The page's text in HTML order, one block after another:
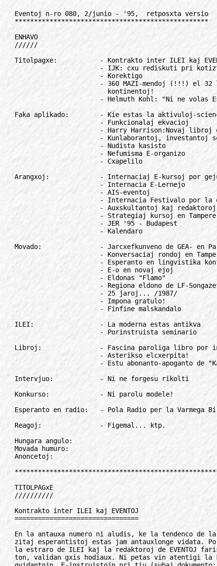
Eventoj n-ro 080, 2/junio - '95,  retposxta versio
**************************************************

ENHAVO
//////

Titolpagxe:           - Kontrakto inter ILEI kaj EVENTOJ
                      - IJK: cxu rediskuti pri kotiztabelo?
                      - Korektigo
                      - 360 MAZI-mendoj (!!!) el 32 landoj de 4
                        kontinentoj!
                      - Helmuth Kohl: "Ni ne volas Esperanto-Euxropon"

Faka aplikado:        - Kie estas la aktivuloj-sciencistoj?
                      - Funkcionalaj ekvacioj
                      - Harry Harrison:Novaj libroj en la germana
                      - Kunlaborantoj, investantoj sercxataj!
                      - Nudista kasisto
                      - Nefumisma E-organizo
                      - Cxapelilo

Arangxoj:             - Internaciaj E-kursoj por gejunuloj
                      - Internacia E-Lernejo
                      - AIS-eventoj
                      - Internacia Festivalo por la dua generacio!
                      - Auxskultantoj kaj redaktoroj
                      - Strategiaj kursoj en Tampere
                      - JER '95 - Budapest
                      - Kalendaro

Movado:               - Jarcxefkunveno de GEA- en Parizo
                      - Konversaciaj rondoj en Tampere
                      - Esperanto en lingvistika konferenco
                      - E-o en novaj ejoj
                      - Eldonas "Flamo"
                      - Regiona eldono de LF-Songazetoj
                      - 25 jaroj... /1987/
                      - Impona gratulo!
                      - Finfine malskandalo

ILEI:                 - La moderna estas antikva
                      - Porinstruista seminario

Libroj:               - Fascina paroliga libro por infanoj
                      - Asterikso elcxerpita!
                      - Estu abonanto-apoganto de "Kargo"!

Intervjuo:            - Ni ne forgesu rikolti

Konkurso:             - Ni parolu modele!

Esperanto en radio:   - Pola Radio per la Varmega Birdo!

Reagoj:               - Figemal... ktp.

Hungara angulo:
Movada humuro:
Anoncetoj:

*************************************************************************

TITOLPAGxE
//////////

Kontrakto inter ILEI kaj EVENTOJ
================================

En la antauxa numero ni aludis, ke la tendenco de la malkresko de organi-
zitaj esperantistoj estas jam antauxlonge vidata. Por provi haltigi gxin,
la estraro de ILEI kaj la redaktoroj de EVENTOJ faris kunlaboran kontrak-
ton, validan gxis hodiaux. Ni petas vin atentigi la konatajn de Vi  kurs-
gvidantojn, E-instruistojn pri tiu (suba) dokumento:

Kontrakto pri kunlaboro
-----------------------
kio  ekestas  inter  ILEI  (1034 Budapest Eso u. 7)  kaj  la  Redakcio de
EVENTOJ (1675 Budapest pk. 87).

- 1. Ambaux partneroj konsentas, ke:

  1.1 Lingvokurso,  kie  oni instruas  nur  la lingvon  kaj ne  donas la
      necesajn movadajn konojn, preskaux certe rezultas la malaktivigxon
      de la kursano, kion gxenerale sekvas la neuzo kaj poste la forgeso
      de la lingvo.

  1.2 Estas  ege  grave,  ke  gvidanto de  iu ajn  E-kurso  estu  detale
      informita  pri la  servoj,  ebloj kaj  funkciado  de la internacia
      Esperanto-movado.

  1.3 La movada  klereco de la  E-kursgvidantoj, la informfluo  inter la
      membroj de  ILEI estas unu el la plej  gravaj strategiaj  nodoj de
      la  E-movado.

- 2. Por helpi la agadon de  E-kursgvidantoj, ILEI kaj  EVENTOJ  decidas
     strikte kunlabori:

  2.1 ILEI  per  cxiuj  siaj  rimedoj  instigas  siajn  membrojn,  la E-
      kursgvidantojn, la E-instruistojn aboni al la gazeto Eventoj,  kiu
      servos ankaux kiel rapida informilo inter la  ILEI-membroj  en  la
      intervalo de du IPR-numeroj.

  2.2 ILEI per siaj rimedoj (konferencoj, seminarioj,  IPR ktp) instigas
      siajn membrojn, ke en cxiu kurso oni  "instruu" ankaux la movadajn
      konojn.

  2.3 ILEI alvokas cxiujn  kursgvidantojn,  ke por ligi la lernantojn al
      la movado, ili abonigu la kursanojn  al iu regula  E-revuo, gazeto
      ankoraux dum la kurso.

  2.4 EVENTOJ  vaste  informas  pri  la  agado  de  ILEI,  per  diversaj
      materialoj prezentas gxian funkciadon.  La artikoloj estos skribi-
      taj de ILEI-komisiitoj, kiuj konsideras la kutiman longon, stilon,
      karakteron de la jamaj artikoloj kaj rubrikoj.

  2.5 EVENTOJ  aperigos  artikolojn,  kiuj  informas la legantojn pri la
      servoj, ebloj kaj funkciado de la internacia Esperanto-movado.

  2.6 EVENTOJ per siaj artikoloj klopodas informi kaj helpi la ekstermo-
      vadan uzon de la lingvo.

  2.7 EVENTOJ certigas la eblecon por ILEI aperigi operativajn, rapidajn
      informojn al siaj membroj.

Budapest, la 26-an de marto 1993.

Stefan MacGill        Szilvasi Laszlo
    ILEI                 EVENTOJ

*************************************************************************

IJK: cxu rediskuti pri kotiztabelo?
===================================

Mi atente legis la leteron en  Eventoj 2/marto  kaj la kromajn notojn pri
la kotiztabelo de la venonta IJK. Mi sxatus esprimi mian personan opinion
de  okcidenta esperantisto,  interpretante la dubojn kaj  la rimarkojn de
multaj aliaj kiel mi.

Mi tuj substrekas mian solidarecon kun ambaux la partioj:  la orientland-
anoj, kiuj prave petas  algxustigon de la kotiztabelo  laux  la  vraca-aj
decidoj, kaj TEJO-estraro, kiu volas eviti bankrotan deficiton de la IJK.

Laux mi estas kelkaj punktoj, laux kiuj oni ne povas diskuti:

  - a)  laux la  kondicxoj,  aprobitaj en  Vraca,  tiuj,  kiuj  kovras la
        elspezojn kaj ebligas ekvilibrigxon de la kongresa bilanco, estas
        (prave)  la okcidentanoj: por  cxiu  orientano la  LKK  malgajnas
        monon.

  - b)  male  ol asertite  la kotizo por  okcidentano estas relative alta
        kaj oni  devas aldoni longan  kaj multekostan vojagxon  (ne cxiuj
        estas  "mezeuxropuloj"):  oni povas  facile kalkuli,  ke la kosto
        entute povas atingi 700-800 guldenojn.

  - c)  per 700-800 guldenoj oni povas, dum malalta sezono, flugi al bela
        rugxmara bordo kaj tie mangxi,  dormi kaj esti dorlotata dum tuta
        semajno  en luksa hotelo  (konsultu mem la turismagentejon):  nu,
        mi konsentas,  ke  Esperantujo estas  alia afero  kaj pro tio oni
        povas elspezi tiom da mono.

        Tamen  mi  supozas  (kaj la  listo  de  la  gxisnunaj  aligxintoj
        pravigas  min),  ke  multaj   okcidenteuxropanoj  decidos  pasigi
        alimaniere la someron.

  - cx) la  kongreso, jam  kun  la  nuna  kotiztabelo, riskas, miaopinie,
        gravan deficiton.

Dum mi dauxre strebos faciligi la partoprenon de orienteuxropanoj en la
arangxoj, kies kotiztabelojn mi povos influi, mi estas firme konvinkita,
ke la kotiztabelo, aprobita far de la konsilio de TEJO, estas simple ne
aplikebla.

Je tiuj kondicxoj, cetere ne plu eblos arangxi IJK-on en okcidenta
Euxropo (krom eble en Germanio) kaj certe ne la antauxviditan en Italio.

Pro la supraj kialoj mi esperas, ke HEJ kaj la aliaj orienteuxropaj
junularoj akceptos la nunan kotiztabelon, kaj mi petas la TEJO-estraron
rediskutigi la vraca-an decidon dum la venonta konsilio, antauxvidante la
eblecon pri tio letere vocxdoni por doni la rajton esprimi sian opinion
ankaux al la komitatanoj, kiuj ne povos eventuale partopreni la IJK-on.

Mi krome esperas, ke oni komprenos, kiom multe faris kaj faras la nuna
TEJO-estraro: cxu ni certas, ke nova kapabla estraro estas tiom facile
eltirebla el la cxapelo de nia junulara movado?

Plej amike mi deziras renkonti vin cxiujn dum la IJK.

Francesco Amerio, Italio

* * *

Ankoraux ne tute solvita IJK-problemo
-------------------------------------

La  protestondoj  pri  la freneze  altaj  prezoj  de la  cxi-jara  IJK en
Peterburgo ankoraux ne malpliigxis. Fakte ne la prezoj estas la  cxeftemo
de la polemiko,  sed la fakto,  ke oni ne  respektis la decidon de Vraca,
50 %-igi la kostojn por anoj de  B-landoj  (antauxa esprimo:  nepagipovaj
landoj).

Ni foje faru kalkul-ekzemplon: 20-jara B-landano pagus (se li jam  estas
TEJO-membro)  nun 265  guldenojn  (egalas 200 svisajn frankojn),  dum A-
landanoj nur pagas 60 frankojn pli. Se oni kalkulas la monatan  enspezon
de  B-landano  kaj komparas  tion kun  la preznivelo de  Svisio, tiam la
kostoj de ili por la 7-taga kongreso estas almenaux 1.000 frankoj, se ne
ecx 6.000 frankoj!!! Kiu A-landano pagus tiom por unu semajno en
Esperantio (kostoj de la vojagxo alkalkulendaj)?!  Sxajne  cxe  TEJO oni
ankoraux ne plene konsciigxis pri tio.

50 % rabato estus ja vere la absoluta minimumo, pri kiu oni ecx ne devus
perdi vorton.

En la plej nova eldono de "TEJO tutmonde" oni prezentas la ankoraux ne
akceptitan proponon de  sxangxitaj  IJK-kotizoj.  La malaltigo ne tiom
grandas, precipe por B-landanoj la prezoj ne estas allogaj, ecx nun ne.

Pozitive: ekzistas nun kategorio memzorgantoj (sed nur por 40 personoj),
kiuj pagas 35 guldenojn por la programo (inkluzivas ankaux unu mangxon
tage). Jen pasxo en gxusta direkto. Ankoraux kelkajn tiajn, kaj IJK-95
vere farigxas, kiel intencite, "amasa kongreso".

Sed atentu: la cxi-jara somerprogramo estas plena da konkurenco!

el "la svisa kanguruo", junio 95

* * *

La peterburga komitat-kunsido ne rajtos sxangxi Vraca-on!
---------------------------------------------------------

Estu permesita esprimi ankaux mian opinion.

Laux  Francesco  "kotizo por okcidentano estas relative alta" - sed  kiel
opiniu pri tiu la B-landanoj? Mi demandas per la vortoj de sviso: kiom da
A-landanoj  partoprenus kontraux  1000  svisaj frankoj?  (Memoru pri la
postulo de pli proporcia sxargxo-portado. Konsciu: cxi tie temas ne pri
la pagkapablo de hungaroj aux sudamerikanoj aux cxinoj, sed pri cxiu B-
landano!)

Laux mi, senco de la tuta temo estas la sinteno de nia monda organizo al
bazaj strategiaj demandoj: kiamaniere haltigi la tendencon de malmultigxo
de organizitaj (junaj) esperantistoj?

Oni konsciu: en Vraca la komitato de